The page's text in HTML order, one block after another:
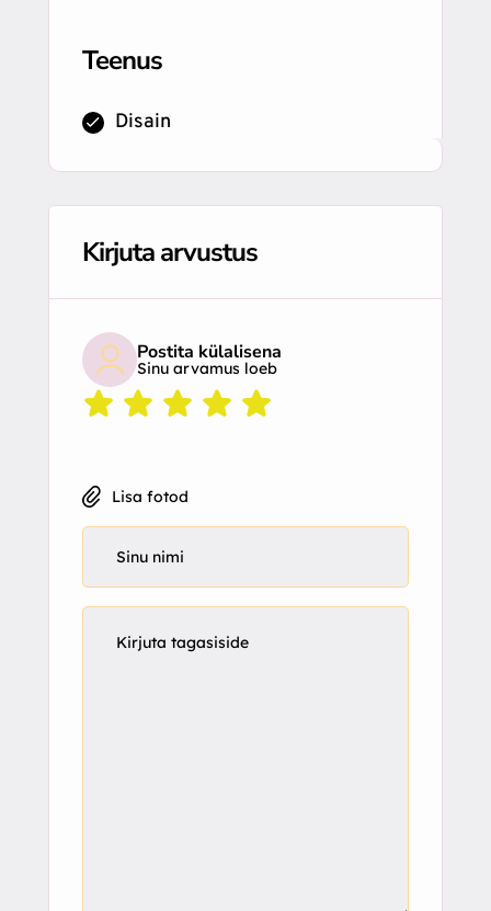
Teenus
Disain
Kirjuta arvustus
Postita külalisena
Sinu arvamus loeb
Lisa fotod